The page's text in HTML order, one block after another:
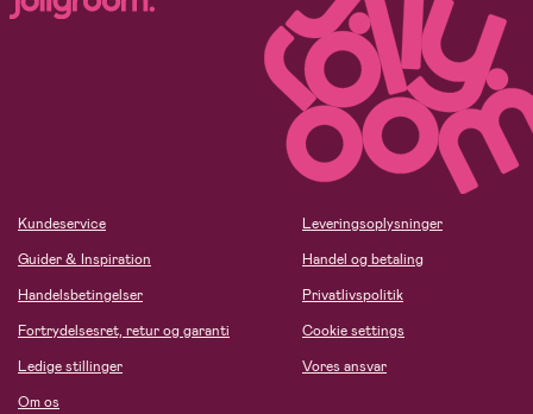
Kundeservice
Guider & Inspiration
Handelsbetingelser
Fortrydelsesret, retur og garanti
Ledige stillinger
Om os
Leveringsoplysninger
Handel og betaling
Privatlivspolitik
Cookie settings
Vores ansvar